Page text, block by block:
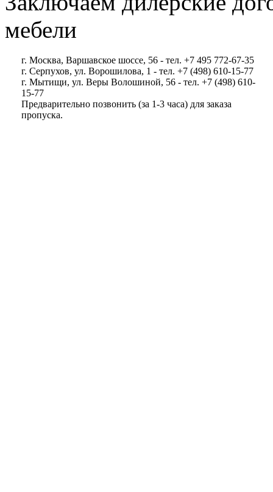
мебели
г. Москва, Варшавское шоссе, 56 - тел. +7 495 772-67-35
г. Серпухов, ул. Ворошилова, 1 - тел. +7 (498) 610-15-77
г. Мытищи, ул. Веры Волошиной, 56 - тел. +7 (498) 610-
15-77
Предварительно позвонить (за 1-3 часа) для заказа
пропуска.